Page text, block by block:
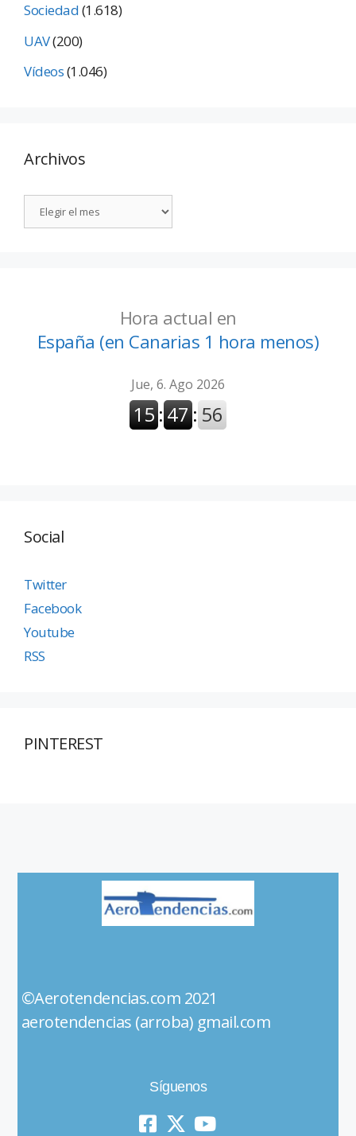
Sociedad(1.618)
UAV(200)
Vídeos(1.046)
Archivos
Hora actual en
España (en Canarias 1 hora menos)
Social
Twitter
Facebook
Youtube
RSS
PINTEREST
©Aerotendencias.com 2021
aerotendencias (arroba) gmail.com
Síguenos